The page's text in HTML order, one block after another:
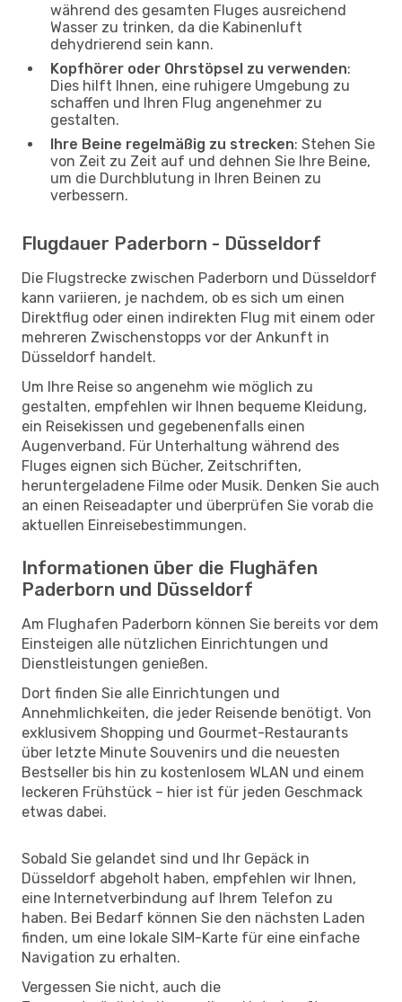
während des gesamten Fluges ausreichend
Wasser zu trinken, da die Kabinenluft
dehydrierend sein kann.
Kopfhörer oder Ohrstöpsel zu verwenden:
Dies hilft Ihnen, eine ruhigere Umgebung zu
schaffen und Ihren Flug angenehmer zu
gestalten.
Ihre Beine regelmäßig zu strecken: Stehen Sie
von Zeit zu Zeit auf und dehnen Sie Ihre Beine,
um die Durchblutung in Ihren Beinen zu
verbessern.
Flugdauer Paderborn - Düsseldorf
Die Flugstrecke zwischen Paderborn und Düsseldorf
kann variieren, je nachdem, ob es sich um einen
Direktflug oder einen indirekten Flug mit einem oder
mehreren Zwischenstopps vor der Ankunft in
Düsseldorf handelt.
Um Ihre Reise so angenehm wie möglich zu
gestalten, empfehlen wir Ihnen bequeme Kleidung,
ein Reisekissen und gegebenenfalls einen
Augenverband. Für Unterhaltung während des
Fluges eignen sich Bücher, Zeitschriften,
heruntergeladene Filme oder Musik. Denken Sie auch
an einen Reiseadapter und überprüfen Sie vorab die
aktuellen Einreisebestimmungen.
Informationen über die Flughäfen
Paderborn und Düsseldorf
Am Flughafen Paderborn können Sie bereits vor dem
Einsteigen alle nützlichen Einrichtungen und
Dienstleistungen genießen.
Dort finden Sie alle Einrichtungen und
Annehmlichkeiten, die jeder Reisende benötigt. Von
exklusivem Shopping und Gourmet-Restaurants
über letzte Minute Souvenirs und die neuesten
Bestseller bis hin zu kostenlosem WLAN und einem
leckeren Frühstück – hier ist für jeden Geschmack
etwas dabei.
Sobald Sie gelandet sind und Ihr Gepäck in
Düsseldorf abgeholt haben, empfehlen wir Ihnen,
eine Internetverbindung auf Ihrem Telefon zu
haben. Bei Bedarf können Sie den nächsten Laden
finden, um eine lokale SIM-Karte für eine einfache
Navigation zu erhalten.
Vergessen Sie nicht, auch die